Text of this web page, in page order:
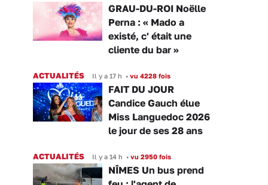
GRAU-DU-ROI Noëlle
Perna : « Mado a
existé, c' était une
cliente du bar »
ACTUALITÉS Il y a 17 h • vu 4228 fois
FAIT DU JOUR
Candice Gauch élue
Miss Languedoc 2026
le jour de ses 28 ans
ACTUALITÉS Il y a 14 h • vu 2950 fois
NÎMES Un bus prend